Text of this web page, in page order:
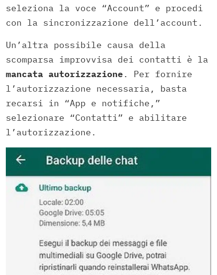
seleziona la voce “Account” e procedi
con la sincronizzazione dell’account.
Un’altra possibile causa della
scomparsa improvvisa dei contatti è la
mancata autorizzazione . Per fornire
l’autorizzazione necessaria, basta
recarsi in “App e notifiche,”
selezionare “Contatti” e abilitare
l’autorizzazione.